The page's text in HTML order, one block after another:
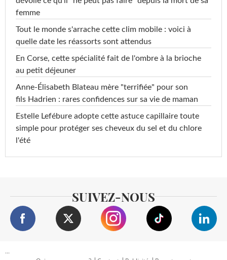
femme
Tout le monde s'arrache cette clim mobile : voici à
quelle date les réassorts sont attendus
En Corse, cette spécialité fait de l'ombre à la brioche
au petit déjeuner
Anne-Élisabeth Blateau mère "terrifiée" pour son
fils Hadrien : rares confidences sur sa vie de maman
Estelle Lefébure adopte cette astuce capillaire toute
simple pour protéger ses cheveux du sel et du chlore
l'été
SUIVEZ-NOUS
...